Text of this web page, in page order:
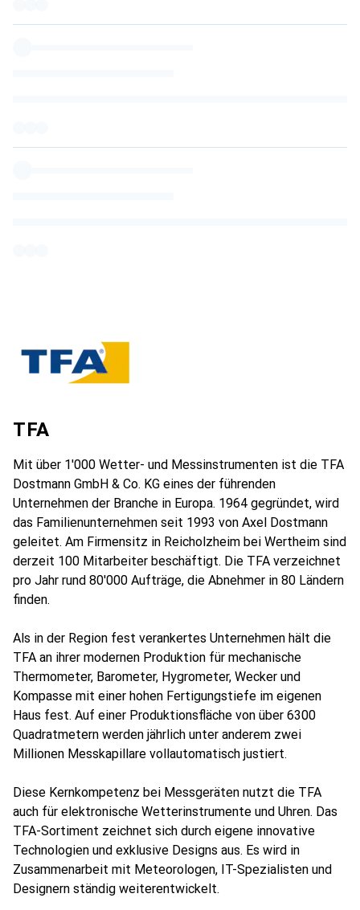
TFA
Mit über 1'000 Wetter- und Messinstrumenten ist die TFA
Dostmann GmbH & Co. KG eines der führenden
Unternehmen der Branche in Europa. 1964 gegründet, wird
das Familienunternehmen seit 1993 von Axel Dostmann
geleitet. Am Firmensitz in Reicholzheim bei Wertheim sind
derzeit 100 Mitarbeiter beschäftigt. Die TFA verzeichnet
pro Jahr rund 80'000 Aufträge, die Abnehmer in 80 Ländern
finden.
Als in der Region fest verankertes Unternehmen hält die
TFA an ihrer modernen Produktion für mechanische
Thermometer, Barometer, Hygrometer, Wecker und
Kompasse mit einer hohen Fertigungstiefe im eigenen
Haus fest. Auf einer Produktionsfläche von über 6300
Quadratmetern werden jährlich unter anderem zwei
Millionen Messkapillare vollautomatisch justiert.
Diese Kernkompetenz bei Messgeräten nutzt die TFA
auch für elektronische Wetterinstrumente und Uhren. Das
TFA-Sortiment zeichnet sich durch eigene innovative
Technologien und exklusive Designs aus. Es wird in
Zusammenarbeit mit Meteorologen, IT-Spezialisten und
Designern ständig weiterentwickelt.